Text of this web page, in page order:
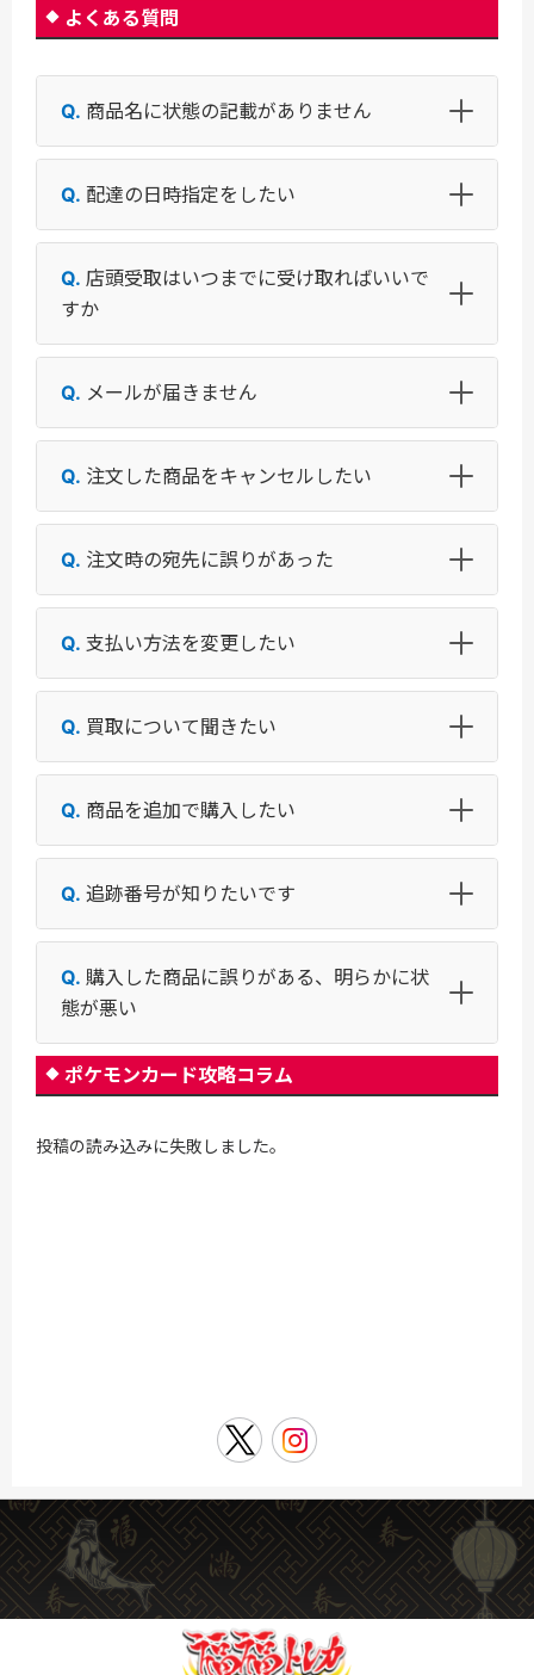
よくある質問
商品名に状態の記載がありません
配達の日時指定をしたい
店頭受取はいつまでに受け取ればいいで
すか
メールが届きません
注文した商品をキャンセルしたい
注文時の宛先に誤りがあった
支払い方法を変更したい
買取について聞きたい
商品を追加で購入したい
追跡番号が知りたいです
購入した商品に誤りがある、明らかに状
態が悪い
ポケモンカード攻略コラム
投稿の読み込みに失敗しました。